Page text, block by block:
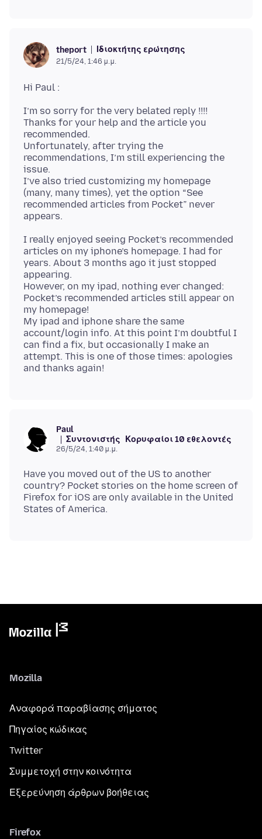
theport Ιδιοκτήτης ερώτησης
21/5/24, 1:46 μ.μ.
I’m so sorry for the very belated reply !!!!
Thanks for your help and the article you
recommended.
Unfortunately, after trying the
recommendations, I’m still experiencing the
issue.
I’ve also tried customizing my homepage
(many, many times), yet the option “See
recommended articles from Pocket” never
I really enjoyed seeing Pocket’s recommended
articles on my iphone’s homepage. I had for
years. About 3 months ago it just stopped
appearing.
However, on my ipad, nothing ever changed:
Pocket’s recommended articles still appear on
my homepage!
My ipad and iphone share the same
account/login info. At this point I’m doubtful I
can find a fix, but occasionally I make an
attempt. This is one of those times: apologies
Paul
Συντονιστής
Κορυφαίοι 10 εθελοντές
26/5/24, 1:40 μ.μ.
Have you moved out of the US to another
country? Pocket stories on the home screen of
Firefox for iOS are only available in the United
Mozilla
Αναφορά παραβίασης σήματος
Πηγαίος κώδικας
Twitter
Συμμετοχή στην κοινότητα
Εξερεύνηση άρθρων βοήθειας
Firefox